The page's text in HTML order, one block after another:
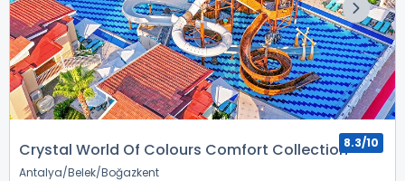
Crystal World Of Colours Comfort Collection
Antalya Belek Boğazkent
8.3/10